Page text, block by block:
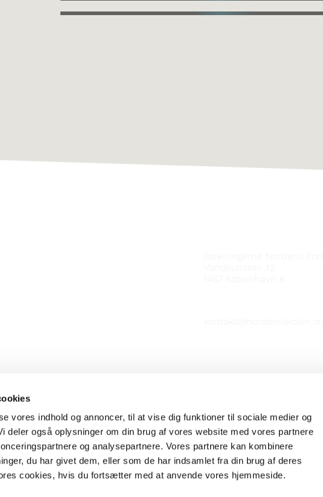
vores indhold og annoncer, til at vise dig funktioner til sociale medier og
deler også oplysninger om din brug af vores website med vores partnere
og analysepartnere. Vores partnere kan kombinere
du har givet dem, eller som de har indsamlet fra din brug af deres
cookies, hvis du fortsætter med at anvende vores hjemmeside.